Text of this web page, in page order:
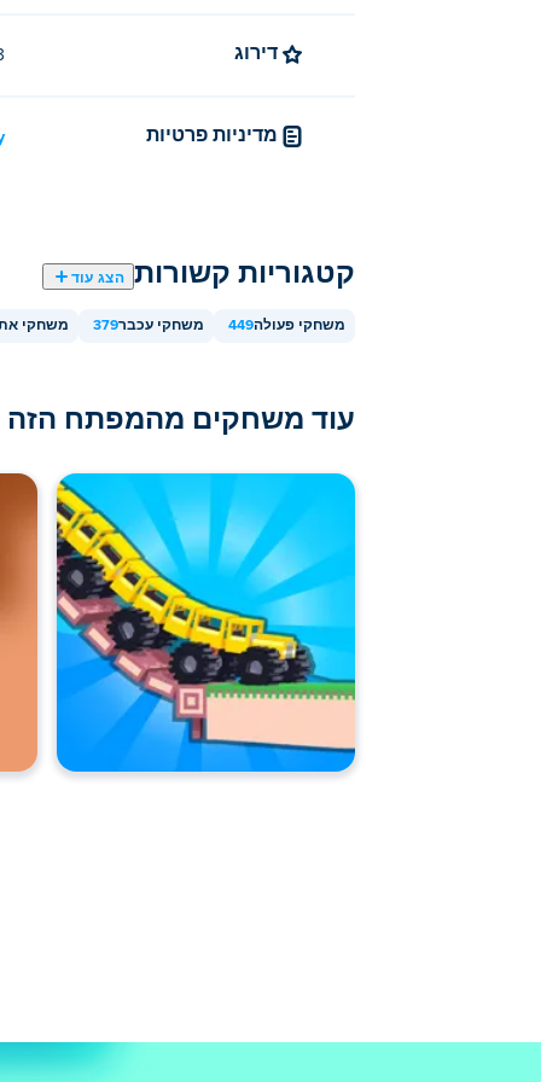
דירוג
מדיניות פרטיות
קטגוריות קשורות הצג עוד
משחקי פעולה449 משחקי עכבר379 משחקי
עוד משחקים מהמפתח הזה